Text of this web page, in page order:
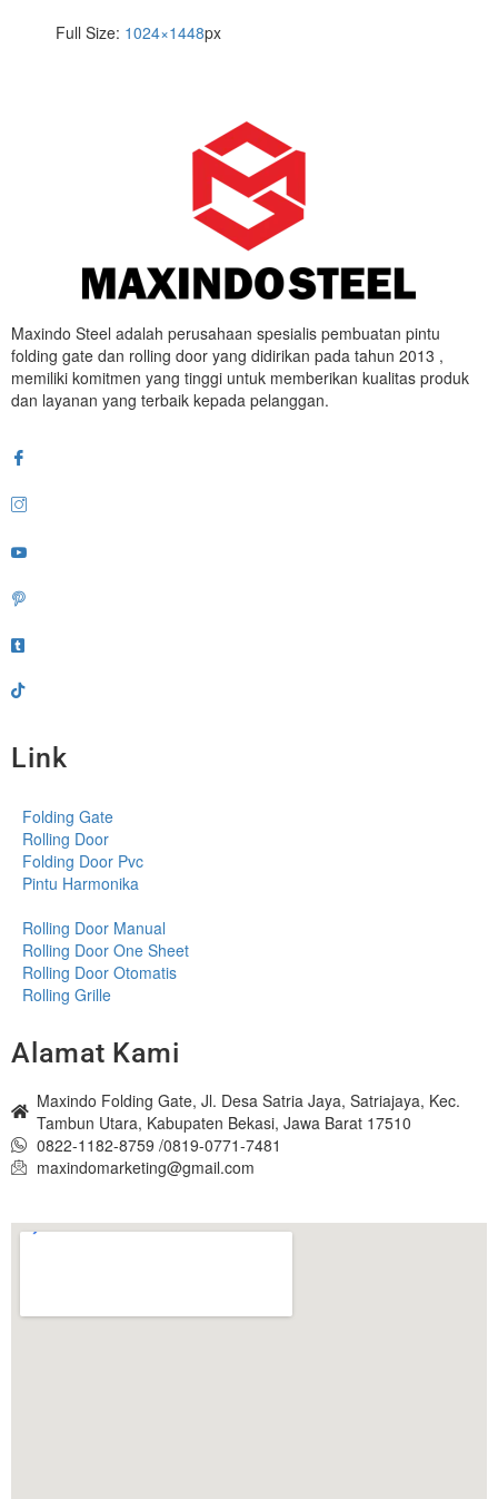
Full Size: 1024×1448px
Maxindo Steel adalah perusahaan spesialis pembuatan pintu
folding gate dan rolling door yang didirikan pada tahun 2013 ,
memiliki komitmen yang tinggi untuk memberikan kualitas produk
dan layanan yang terbaik kepada pelanggan.
Link
Folding Gate
Rolling Door
Folding Door Pvc
Pintu Harmonika
Rolling Door Manual
Rolling Door One Sheet
Rolling Door Otomatis
Rolling Grille
Alamat Kami
Maxindo Folding Gate, Jl. Desa Satria Jaya, Satriajaya, Kec.
Tambun Utara, Kabupaten Bekasi, Jawa Barat 17510
0822-1182-8759 /0819-0771-7481
maxindomarketing@gmail.com